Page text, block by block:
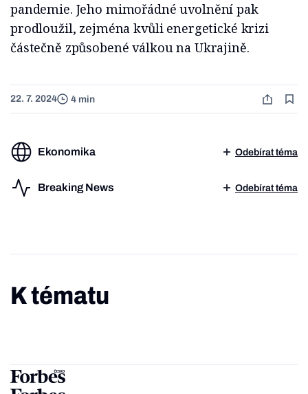
pandemie. Jeho mimořádné uvolnění pak
prodloužil, zejména kvůli energetické krizi
částečně způsobené válkou na Ukrajině.
22. 7. 2024 4 min
Ekonomika Odebírat téma
Breaking News Odebírat téma
K tématu